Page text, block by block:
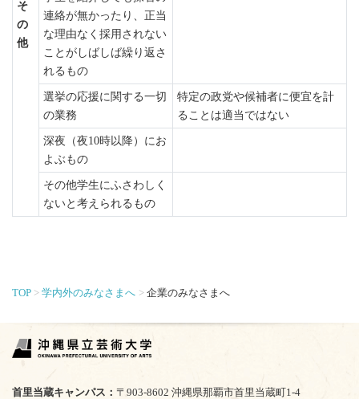
そ
の
他
連絡が無かったり、正当
な理由なく採用されない
ことがしばしば繰り返さ
れるもの
選挙の応援に関する一切
の業務
特定の政党や候補者に便宜を計
ることは適当ではない
深夜（夜10時以降）にお
よぶもの
その他学生にふさわしく
ないと考えられるもの
TOP 学内外のみなさまへ 企業のみなさまへ
首里当蔵キャンパス 〒903-8602 沖縄県那覇市首里当蔵町1-4